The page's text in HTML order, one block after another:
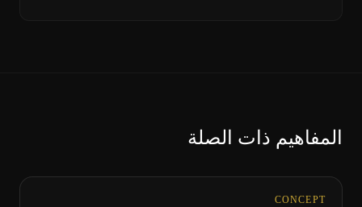
المفاهيم ذات الصلة
CONCEPT